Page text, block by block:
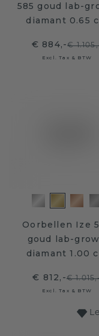
585 goud lab-
diamant 0.65
€ 884,-€
Excl. Tax & BTW
Oorbellen Ize
goud lab-
diamant 1.00
€ 812,-€
Excl. Tax & BTW